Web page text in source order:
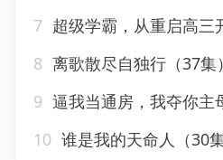
7 超级学霸，从重启高三开始
8 离歌散尽自独行（37集
9 逼我当通房，我夺你主母之位＆我
10 谁是我的天命人（30